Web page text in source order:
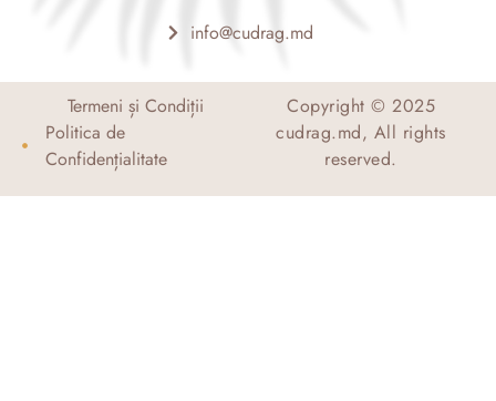
info@cudrag.md
Termeni și Condiții
Politica de
Confidențialitate
Copyright © 2025
cudrag.md, All rights
reserved.